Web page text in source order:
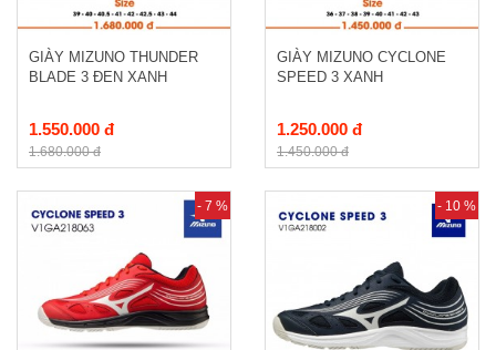
GIÀY MIZUNO THUNDER
BLADE 3 ĐEN XANH
1.550.000 đ
1.680.000 đ
GIÀY MIZUNO CYCLONE
SPEED 3 XANH
1.250.000 đ
1.450.000 đ
- 7 % - 10 %